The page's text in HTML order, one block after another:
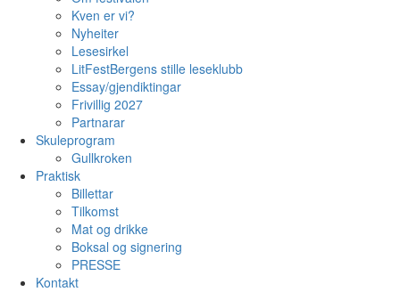
Kven er vi?
Nyheiter
Lesesirkel
LitFestBergens stille leseklubb
Essay/gjendiktingar
Frivillig 2027
Partnarar
Skuleprogram
Gullkroken
Praktisk
Billettar
Tilkomst
Mat og drikke
Boksal og signering
PRESSE
Kontakt